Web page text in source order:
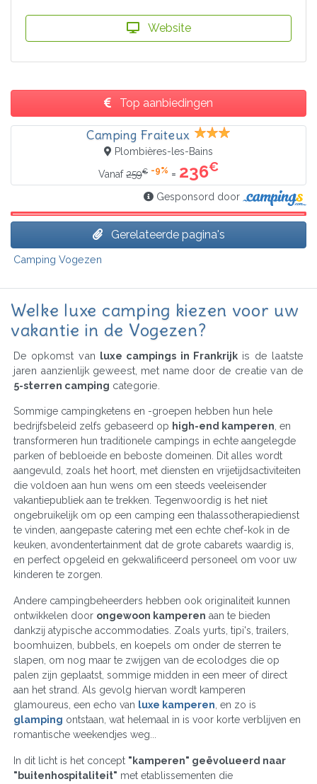
Website
Top aanbiedingen
Camping Fraiteux
Plombières-les-Bains
Vanaf259€ -9% = 236€
Gesponsord door
Gerelateerde pagina's
Camping Vogezen
Welke luxe camping kiezen voor uw
vakantie in de Vogezen?
De opkomst van luxe campings in Frankrijk is de laatste
jaren aanzienlijk geweest, met name door de creatie van de
5-sterren camping categorie.
Sommige campingketens en -groepen hebben hun hele
bedrijfsbeleid zelfs gebaseerd op high-end kamperen , en
transformeren hun traditionele campings in echte aangelegde
parken of bebloeide en beboste domeinen. Dit alles wordt
aangevuld, zoals het hoort, met diensten en vrijetijdsactiviteiten
die voldoen aan hun wens om een steeds veeleisender
vakantiepubliek aan te trekken. Tegenwoordig is het niet
ongebruikelijk om op een camping een thalassotherapiedienst
te vinden, aangepaste catering met een echte chef-kok in de
keuken, avondentertainment dat de grote cabarets waardig is,
en perfect opgeleid en gekwalificeerd personeel om voor uw
kinderen te zorgen.
Andere campingbeheerders hebben ook originaliteit kunnen
ontwikkelen door ongewoon kamperen aan te bieden
dankzij atypische accommodaties. Zoals yurts, tipi's, trailers,
boomhuizen, bubbels, en koepels om onder de sterren te
slapen, om nog maar te zwijgen van de ecolodges die op
palen zijn geplaatst, sommige midden in een meer of direct
aan het strand. Als gevolg hiervan wordt kamperen
glamoureus, een echo van luxe kamperen , en zo is
glamping ontstaan, wat helemaal in is voor korte verblijven en
romantische weekendjes weg...
In dit licht is het concept "kamperen" geëvolueerd naar
"buitenhospitaliteit" met etablissementen die